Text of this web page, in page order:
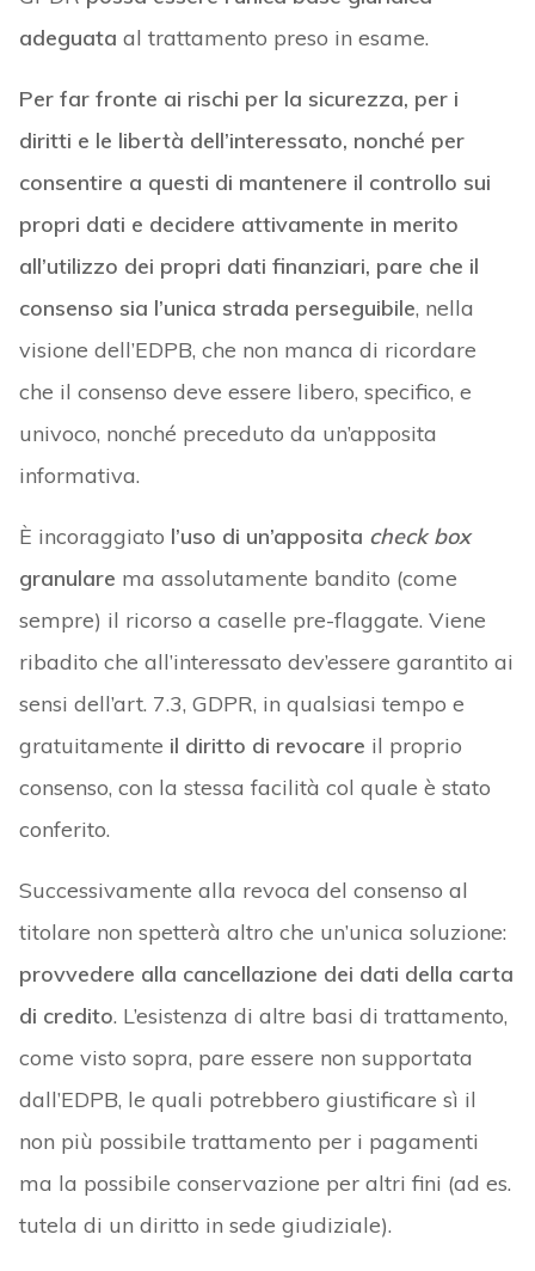
adeguata al trattamento preso in esame.
Per far fronte ai rischi per la sicurezza, per i
diritti e le libertà dell’interessato, nonché per
consentire a questi di mantenere il controllo sui
propri dati e decidere attivamente in merito
all’utilizzo dei propri dati finanziari, pare che il
consenso sia l’unica strada perseguibile, nella
visione dell’EDPB, che non manca di ricordare
che il consenso deve essere libero, specifico, e
univoco, nonché preceduto da un’apposita
informativa.
È incoraggiato l’uso di un’apposita check box
granulare ma assolutamente bandito (come
sempre) il ricorso a caselle pre-flaggate. Viene
ribadito che all’interessato dev’essere garantito ai
sensi dell’art. 7.3, GDPR, in qualsiasi tempo e
gratuitamente il diritto di revocare il proprio
consenso, con la stessa facilità col quale è stato
conferito.
Successivamente alla revoca del consenso al
titolare non spetterà altro che un’unica soluzione:
provvedere alla cancellazione dei dati della carta
di credito. L’esistenza di altre basi di trattamento,
come visto sopra, pare essere non supportata
dall’EDPB, le quali potrebbero giustificare sì il
non più possibile trattamento per i pagamenti
ma la possibile conservazione per altri fini (ad es.
tutela di un diritto in sede giudiziale).